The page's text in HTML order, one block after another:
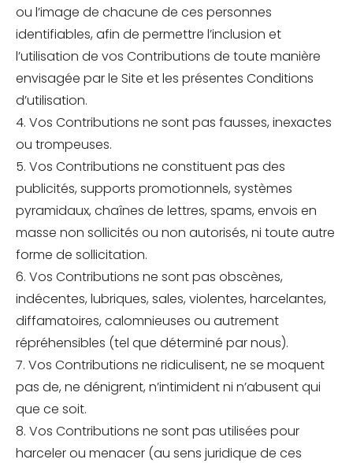
ou l’image de chacune de ces personnes
identifiables, afin de permettre l’inclusion et
l’utilisation de vos Contributions de toute manière
envisagée par le Site et les présentes Conditions
d’utilisation.
4. Vos Contributions ne sont pas fausses, inexactes
ou trompeuses.
5. Vos Contributions ne constituent pas des
publicités, supports promotionnels, systèmes
pyramidaux, chaînes de lettres, spams, envois en
masse non sollicités ou non autorisés, ni toute autre
forme de sollicitation.
6. Vos Contributions ne sont pas obscènes,
indécentes, lubriques, sales, violentes, harcelantes,
diffamatoires, calomnieuses ou autrement
répréhensibles (tel que déterminé par nous).
7. Vos Contributions ne ridiculisent, ne se moquent
pas de, ne dénigrent, n’intimident ni n’abusent qui
que ce soit.
8. Vos Contributions ne sont pas utilisées pour
harceler ou menacer (au sens juridique de ces